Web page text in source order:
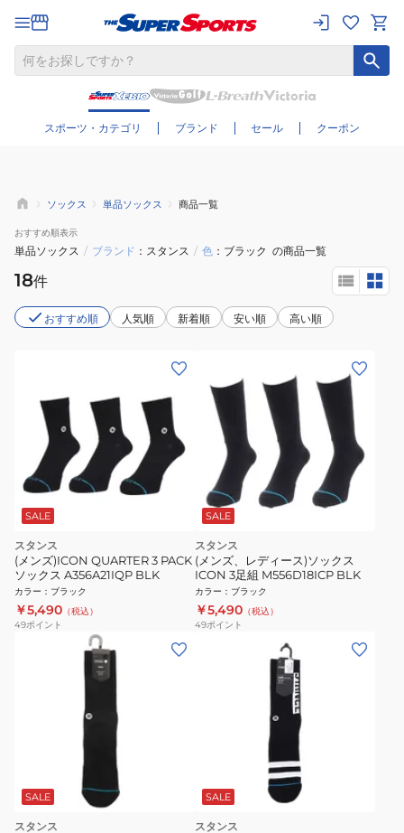
スポーツ・カテゴリ ブランド セール クーポン
さらに絞り込む
ソックス 単品ソックス 商品一覧
おすすめ順表示
単品ソックス / ブランド スタンス / 色 ブラック の商品一覧
18件
おすすめ順 人気順 新着順 安い順 高い順
SALE
スタンス
(メンズ)ICON QUARTER 3 PACK
ソックス A356A21IQP BLK
カラー ： ブラック
￥5,490 （税込）
49ポイント
SALE
スタンス
(メンズ、レディース)ソックス
ICON 3足組 M556D18ICP BLK
カラー ： ブラック
￥5,490 （税込）
49ポイント
SALE
スタンス
SALE
スタンス